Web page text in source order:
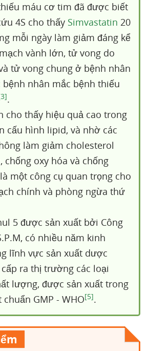
máu cơ tim đã được biết
4S cho thấy Simvastatin 20
mỗi ngày làm giảm đáng kể
vành lớn, tử vong do
tử vong chung ở bệnh nhân
bệnh nhân mắc bệnh thiếu
.
cho thấy hiệu quả cao trong
cấu hình lipid, và nhờ các
làm giảm cholesterol
chống oxy hóa và chống
một công cụ quan trọng cho
chính và phòng ngừa thứ
5 được sản xuất bởi Công
có nhiều năm kinh
lĩnh vực sản xuất dược
ra thị trường các loại
lượng, được sản xuất trong
GMP - WHO[5].